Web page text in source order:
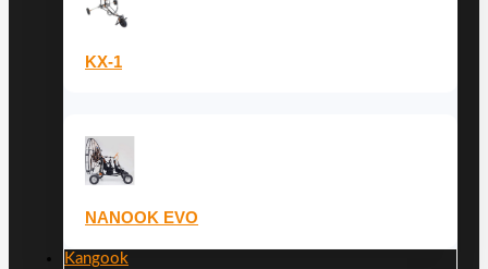
KX-1
NANOOK EVO
Kangook